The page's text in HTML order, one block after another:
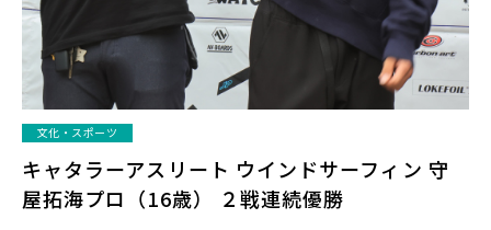
文化・スポーツ
キャタラーアスリート ウインドサーフィン 守
屋拓海プロ（16歳） ２戦連続優勝